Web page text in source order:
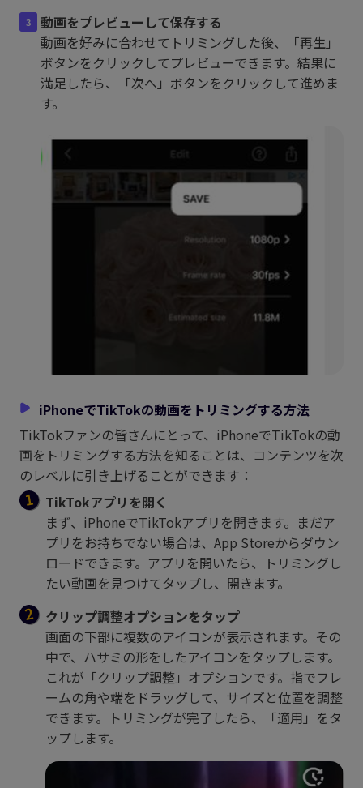
動画をプレビューして保存する
動画を好みに合わせてトリミングした後、「再生」
ボタンをクリックしてプレビューできます。結果に
満足したら、「次へ」ボタンをクリックして進めま
す。
iPhoneでTikTokの動画をトリミングする方法
TikTokファンの皆さんにとって、iPhoneでTikTokの動
画をトリミングする方法を知ることは、コンテンツを次
のレベルに引き上げることができます：
TikTokアプリを開く
まず、iPhoneでTikTokアプリを開きます。まだア
プリをお持ちでない場合は、App Storeからダウン
ロードできます。アプリを開いたら、トリミングし
たい動画を見つけてタップし、開きます。
クリップ調整オプションをタップ
画面の下部に複数のアイコンが表示されます。その
中で、ハサミの形をしたアイコンをタップします。
これが「クリップ調整」オプションです。指でフレ
ームの角や端をドラッグして、サイズと位置を調整
できます。トリミングが完了したら、「適用」をタ
ップします。